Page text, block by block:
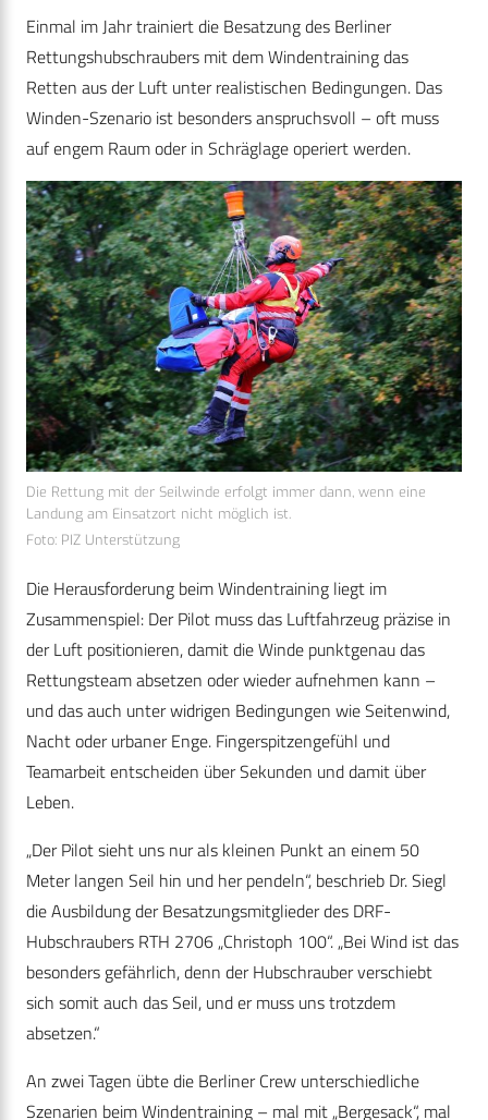
Einmal im Jahr trainiert die Besatzung des Berliner
Rettungshubschraubers mit dem Windentraining das
Retten aus der Luft unter realistischen Bedingungen. Das
Winden-Szenario ist besonders anspruchsvoll – oft muss
auf engem Raum oder in Schräglage operiert werden.
Die Rettung mit der Seilwinde erfolgt immer dann, wenn eine
Landung am Einsatzort nicht möglich ist.
Foto: PIZ Unterstützung
Die Herausforderung beim Windentraining liegt im
Zusammenspiel: Der Pilot muss das Luftfahrzeug präzise in
der Luft positionieren, damit die Winde punktgenau das
Rettungsteam absetzen oder wieder aufnehmen kann –
und das auch unter widrigen Bedingungen wie Seitenwind,
Nacht oder urbaner Enge. Fingerspitzengefühl und
Teamarbeit entscheiden über Sekunden und damit über
Leben.
„Der Pilot sieht uns nur als kleinen Punkt an einem 50
Meter langen Seil hin und her pendeln“, beschrieb Dr. Siegl
die Ausbildung der Besatzungsmitglieder des DRF-
Hubschraubers RTH 2706 „Christoph 100“. „Bei Wind ist das
besonders gefährlich, denn der Hubschrauber verschiebt
sich somit auch das Seil, und er muss uns trotzdem
absetzen.“
An zwei Tagen übte die Berliner Crew unterschiedliche
Szenarien beim Windentraining – mal mit „Bergesack“, mal